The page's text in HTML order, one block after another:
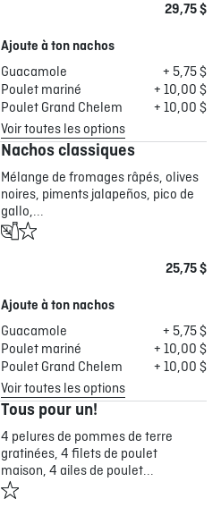
29,75 $
Ajoute à ton nachos
Guacamole
+ 5,75 $
Poulet mariné
+ 10,00 $
Poulet Grand Chelem
+ 10,00 $
Voir toutes les options
Nachos classiques
Mélange de fromages râpés, olives
noires, piments jalapeños, pico de
gallo,...
25,75 $
Ajoute à ton nachos
Guacamole
+ 5,75 $
Poulet mariné
+ 10,00 $
Poulet Grand Chelem
+ 10,00 $
Voir toutes les options
Tous pour un!
4 pelures de pommes de terre
gratinées, 4 filets de poulet
maison, 4 ailes de poulet...